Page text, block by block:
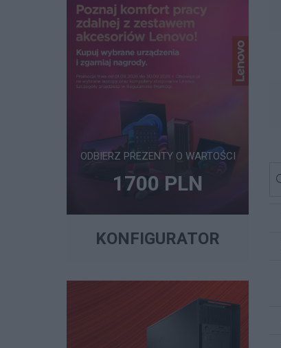
ODBIERZ PREZENTY O WARTOŚCI
1700 PLN
KONFIGURATOR